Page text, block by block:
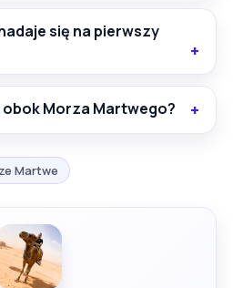
się na pierwszy
Morza Martwego?
Martwe